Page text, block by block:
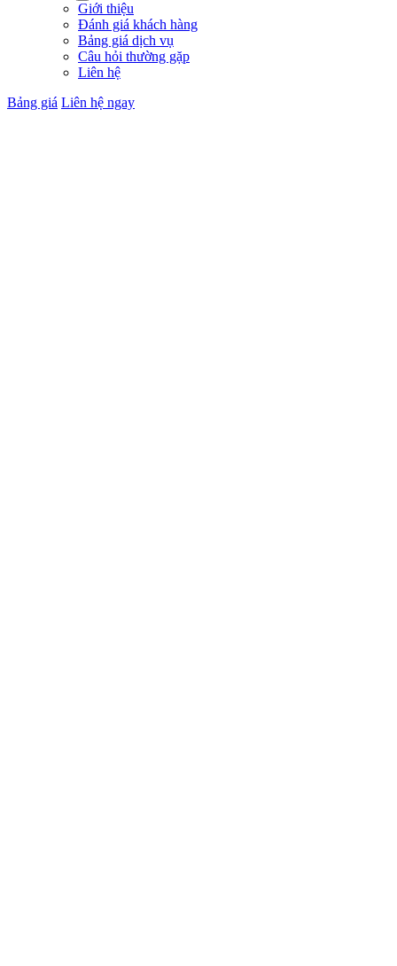
Giới thiệu
Đánh giá khách hàng
Bảng giá dịch vụ
Câu hỏi thường gặp
Liên hệ
Bảng giá Liên hệ ngay